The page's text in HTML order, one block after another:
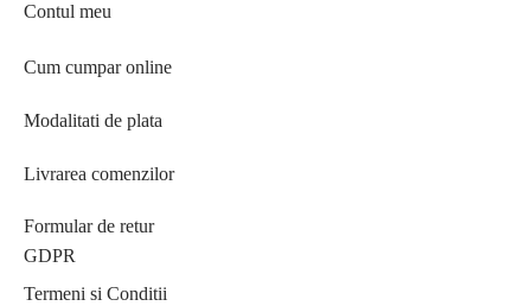
Contul meu
Cum cumpar online
Modalitati de plata
Livrarea comenzilor
Formular de retur
GDPR
Termeni si Conditii